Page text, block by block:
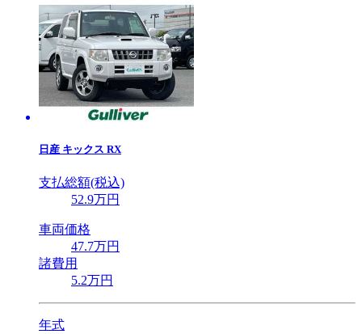
日産 キックス RX
支払総額(税込)
52.9万円
車両価格
47.7万円
諸費用
5.2万円
年式